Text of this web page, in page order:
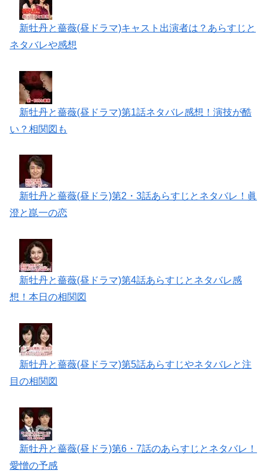
新牡丹と薔薇(昼ドラマ)キャスト出演者は？あらすじと
ネタバレや感想
新牡丹と薔薇(昼ドラマ)第1話ネタバレ感想！演技が酷
い？相関図も
新牡丹と薔薇(昼ドラ)第2・3話あらすじとネタバレ！眞
澄と崑一の恋
新牡丹と薔薇(昼ドラマ)第4話あらすじとネタバレ感
想！本日の相関図
新牡丹と薔薇(昼ドラマ)第5話あらすじやネタバレと注
目の相関図
新牡丹と薔薇(昼ドラ)第6・7話のあらすじとネタバレ！
愛憎の予感